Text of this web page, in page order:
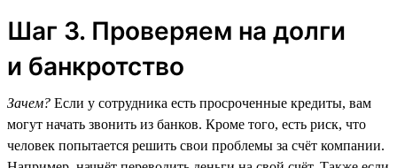
Шаг 3. Проверяем на долги
и банкротство
Зачем? Если у сотрудника есть просроченные кредиты, вам
могут начать звонить из банков. Кроме того, есть риск, что
человек попытается решить свои проблемы за счёт компании.